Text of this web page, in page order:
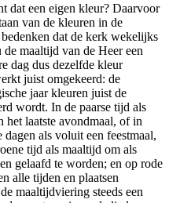
dat een eigen kleur? Daarvoor
van de kleuren in de
dat de kerk wekelijks
maaltijd van de Heer een
dag dus dezelfde kleur
juist omgekeerd: de
jaar kleuren juist de
wordt. In de paarse tijd als
het laatste avondmaal, of in
als voluit een feestmaal,
tijd als maaltijd om als
gelaafd te worden; en op rode
alle tijden en plaatsen
maaltijdviering steeds een